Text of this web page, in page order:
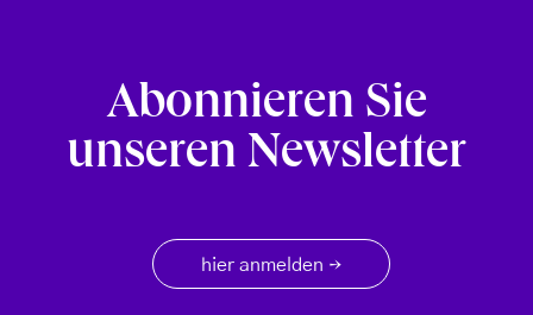
Abonnieren Sie
unseren Newsletter
hier anmelden →